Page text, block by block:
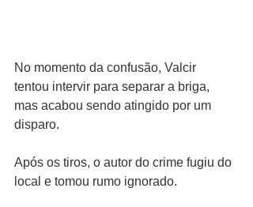
No momento da confusão, Valcir
tentou intervir para separar a briga,
mas acabou sendo atingido por um
disparo.
Após os tiros, o autor do crime fugiu do
local e tomou rumo ignorado.